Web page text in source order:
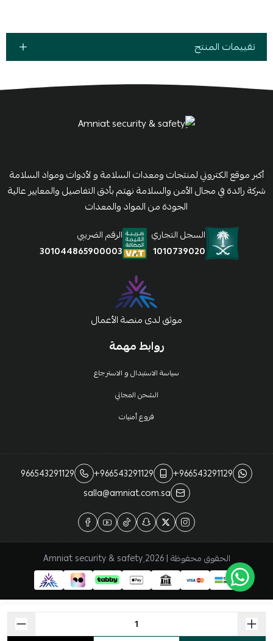
تقييمات المنتج
روابط مهمة
سياسة الاستبدال و الاسترجاع
الشحن المجاني
فروع أمنيات
أكبر موقع الكتروني لمنتجات ومعدات السلامة و لأدوات ومواد السلامة
شركة رائدة في مجال الأمن والسلامة نهتم بأدق التفاصيل والمعايير عالية
الجودة من المواد والمعدات
السجل التجاري
1010739020
الرقم الضريبي
301044865900003
موثق لدى منصة الأعمال
+966543291129
+966543291129
966543291129
salla@amniat.com.sa
الحقوق محفوظة | 2026 ِAmniat security & safety